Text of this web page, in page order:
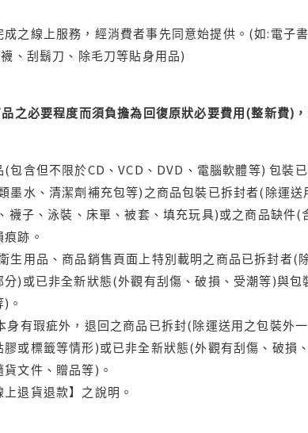
之線上服務，經消費者事先同意始提供。(如:電子
、刮鬍刀、除毛刀等貼身用品)
之必要程度而須負擔為回復原狀必要費用(整新費)
含但不限於CD、VCD、DVD、電腦軟體等) 包裝
水、清潔劑補充包等)之商品包裝已拆封者(除運送
子、泳裝、床單、被套、填充玩具)或之商品缺件(
跡。
用品、商品銷售頁面上特別載明之商品已拆封者(
)或已非全新狀態(外觀有刮傷、破損、受潮等)與包
。
有瑕疵外，退回之商品已拆封(除運送用之包裝外
或標籤等情形)或已非全新狀態(外觀有刮傷、破損
文件、贈品等)。
退貨退款】之說明。